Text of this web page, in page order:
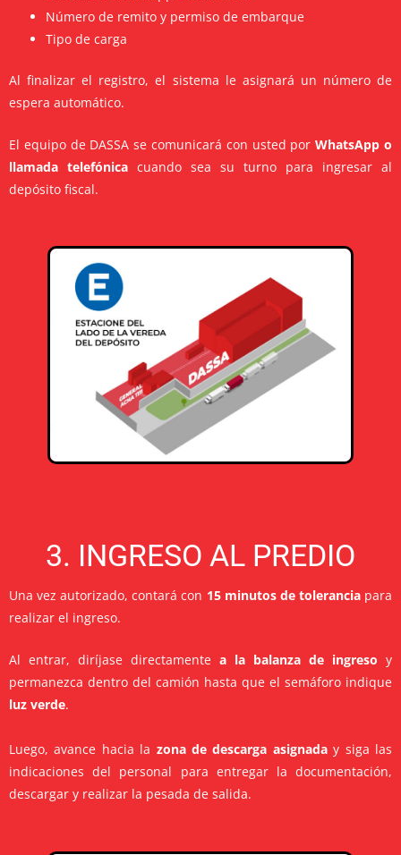
Número de remito y permiso de embarque
Tipo de carga
Al finalizar el registro, el sistema le asignará un número de
espera automático.
El equipo de DASSA se comunicará con usted porWhatsApp o
llamada telefónica cuando sea su turno para ingresar al
depósito fiscal.
3. INGRESO AL PREDIO
Una vez autorizado, contará con 15 minutos de toleranciapara
realizar el ingreso.
Al entrar, diríjase directamente a la balanza de ingreso y
permanezca dentro del camión hasta que el semáforo indique
luz verde.
Luego, avance hacia la zona de descarga asignaday siga las
indicaciones del personal para entregar la documentación,
descargar y realizar la pesada de salida.